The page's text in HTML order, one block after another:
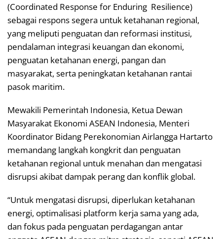
(Coordinated Response for Enduring Resilience)
sebagai respons segera untuk ketahanan regional,
yang meliputi penguatan dan reformasi institusi,
pendalaman integrasi keuangan dan ekonomi,
penguatan ketahanan energi, pangan dan
masyarakat, serta peningkatan ketahanan rantai
pasok maritim.
Mewakili Pemerintah Indonesia, Ketua Dewan
Masyarakat Ekonomi ASEAN Indonesia, Menteri
Koordinator Bidang Perekonomian Airlangga Hartarto
memandang langkah kongkrit dan penguatan
ketahanan regional untuk menahan dan mengatasi
disrupsi akibat dampak perang dan konflik global.
“Untuk mengatasi disrupsi, diperlukan ketahanan
energi, optimalisasi platform kerja sama yang ada,
dan fokus pada penguatan perdagangan antar